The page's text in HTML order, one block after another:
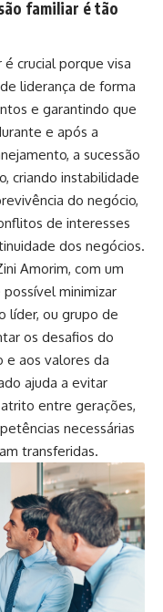
familiar é tão
crucial porque visa
liderança de forma
e garantindo que
e após a
a sucessão
criando instabilidade
do negócio,
de interesses
dos negócios.
Amorim, com um
minimizar
líder, ou grupo de
os desafios do
e aos valores da
ajuda a evitar
entre gerações,
necessárias
transferidas.